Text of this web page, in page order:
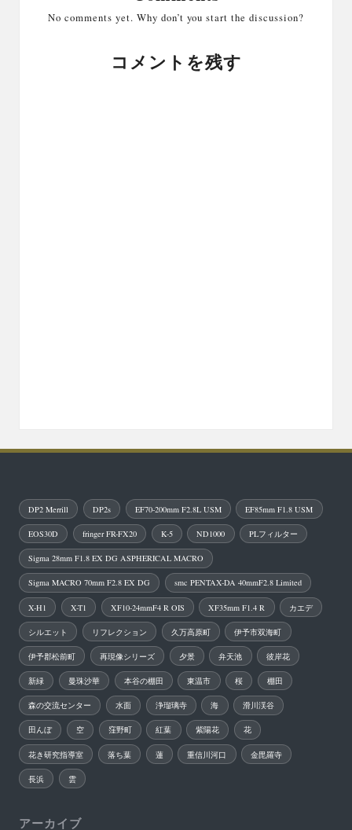
No comments yet. Why don’t you start the discussion?
コメントを残す
DP2 Merrill DP2s EF70-200mm F2.8L USM EF85mm F1.8 USM
EOS30D fringer FR-FX20 K-5 ND1000 PLフィルター
Sigma 28mm F1.8 EX DG ASPHERICAL MACRO
Sigma MACRO 70mm F2.8 EX DG smc PENTAX-DA 40mmF2.8 Limited
X-H1 X-T1 XF10-24mmF4 R OIS XF35mm F1.4 R カエデ
シルエット リフレクション 久万高原町 伊予市双海町
伊予郡松前町 再現像シリーズ 夕景 弁天池 彼岸花
新緑 曼珠沙華 本谷の棚田 東温市 桜 棚田
森の交流センター 水面 浄瑠璃寺 海 滑川渓谷
田んぼ 空 窪野町 紅葉 紫陽花 花
花き研究指導室 落ち葉 蓮 重信川河口 金毘羅寺
長浜 雲
アーカイブ